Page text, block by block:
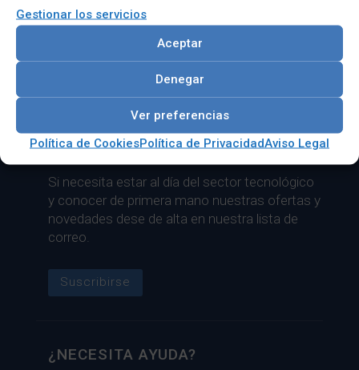
Gestionar los servicios
Aceptar
Denegar
Ver preferencias
Política de CookiesPolítica de PrivacidadAviso Legal
Linux, Windows®
Categorías:BOARDS AND MODULOS,Placa base
industrial e integrada, Placa integrada de 1,8 pulgadas
LISTA DE CORREO
Si necesita estar al día del sector tecnológico
y conocer de primera mano nuestras ofertas y
novedades dese de alta en nuestra lista de
correo.
Suscribirse
¿NECESITA AYUDA?